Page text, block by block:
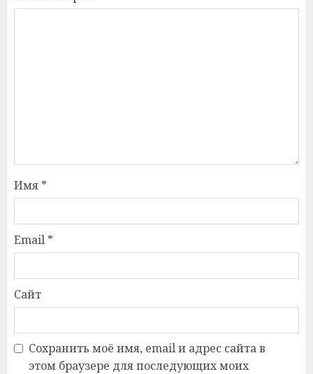
Имя *
Email *
Сайт
Сохранить моё имя, email и адрес сайта в
этом браузере для последующих моих